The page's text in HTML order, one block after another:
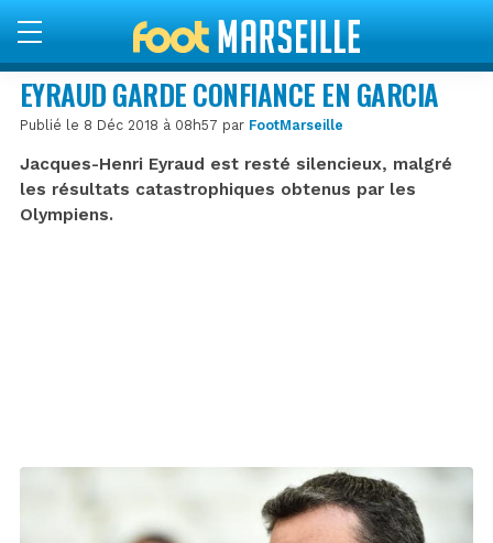
EYRAUD GARDE CONFIANCE EN GARCIA
Publié le 8 Déc 2018 à 08h57 par FootMarseille
Jacques-Henri Eyraud est resté silencieux, malgré
les résultats catastrophiques obtenus par les
Olympiens.